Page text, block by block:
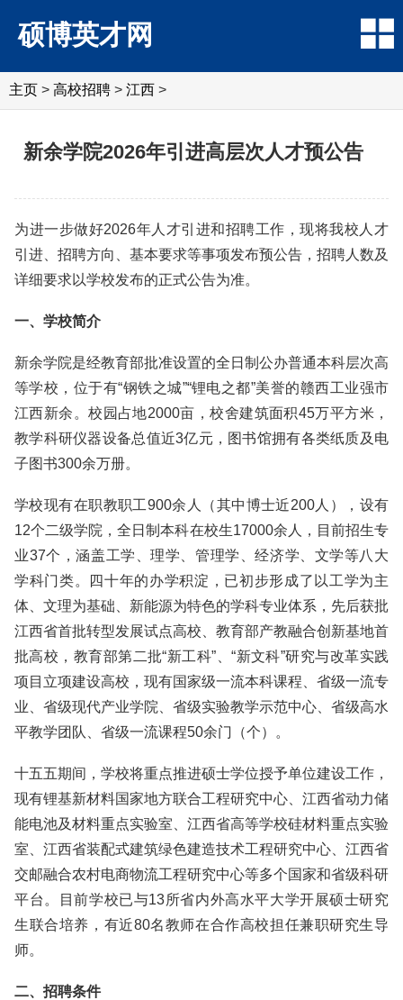
硕博英才网
主页 > 高校招聘 > 江西 >
新余学院2026年引进高层次人才预公告
为进一步做好2026年人才引进和招聘工作，现将我校人才
引进、招聘方向、基本要求等事项发布预公告，招聘人数及
详细要求以学校发布的正式公告为准。
一、学校简介
新余学院是经教育部批准设置的全日制公办普通本科层次高
等学校，位于有“钢铁之城”“锂电之都”美誉的赣西工业强市
江西新余。校园占地2000亩，校舍建筑面积45万平方米，
教学科研仪器设备总值近3亿元，图书馆拥有各类纸质及电
子图书300余万册。
学校现有在职教职工900余人（其中博士近200人），设有
12个二级学院，全日制本科在校生17000余人，目前招生专
业37个，涵盖工学、理学、管理学、经济学、文学等八大
学科门类。四十年的办学积淀，已初步形成了以工学为主
体、文理为基础、新能源为特色的学科专业体系，先后获批
江西省首批转型发展试点高校、教育部产教融合创新基地首
批高校，教育部第二批“新工科”、“新文科”研究与改革实践
项目立项建设高校，现有国家级一流本科课程、省级一流专
业、省级现代产业学院、省级实验教学示范中心、省级高水
平教学团队、省级一流课程50余门（个）。
十五五期间，学校将重点推进硕士学位授予单位建设工作，
现有锂基新材料国家地方联合工程研究中心、江西省动力储
能电池及材料重点实验室、江西省高等学校硅材料重点实验
室、江西省装配式建筑绿色建造技术工程研究中心、江西省
交邮融合农村电商物流工程研究中心等多个国家和省级科研
平台。目前学校已与13所省内外高水平大学开展硕士研究
生联合培养，有近80名教师在合作高校担任兼职研究生导
师。
二、招聘条件